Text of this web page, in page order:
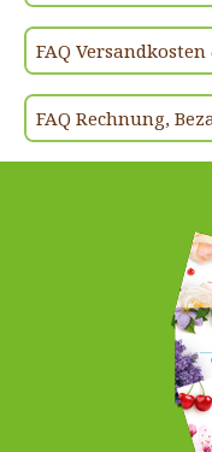
FAQ
FAQ Rechnung,